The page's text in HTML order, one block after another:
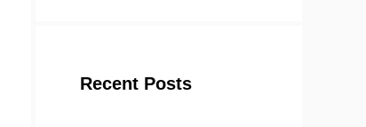
Recent Posts